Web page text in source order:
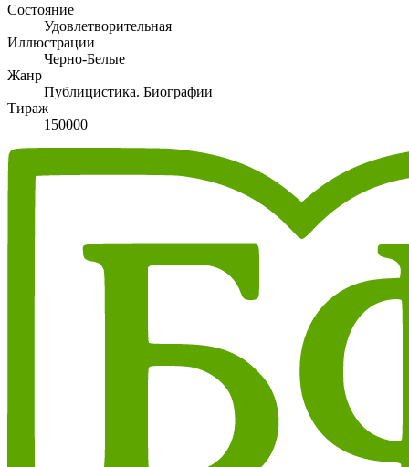
Состояние
Удовлетворительная
Иллюстрации
Черно-Белые
Жанр
Публицистика. Биографии
Тираж
150000